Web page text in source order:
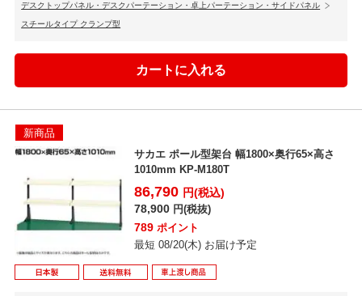
デスクトップパネル・デスクパーテーション・卓上パーテーション・サイドパネル
スチールタイプ クランプ型
新商品
サカエ ポール型架台 幅1800×奥行65×高さ
1010mm KP-M180T
86,790 円(税込)
78,900 円(税抜)
789 ポイント
最短 08/20(木) お届け予定